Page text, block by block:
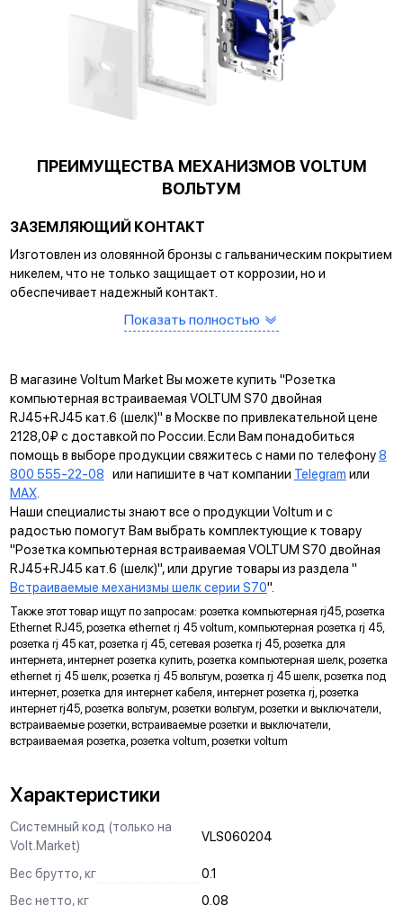
ПРЕИМУЩЕСТВА МЕХАНИЗМОВ VOLTUM
ВОЛЬТУМ
ЗАЗЕМЛЯЮЩИЙ КОНТАКТ
Изготовлен из оловянной бронзы с гальваническим покрытием
никелем, что не только защищает от коррозии, но и
обеспечивает надежный контакт.
САМОЗАЖИМНЫЕ КЛЕММЫ
КРЕПЛЕНИЕ EASY CLICK
Обеспечивает быстрое и легкое соединение механизма с
рамкой. Восемь фиксаторов по периметру нивелируют
неровности стены и надежно удерживают конструкцию.
УНИВЕРСАЛЬНЫЙ МОНТАЖ
Суппорт поддерживает установку механизма в
многопостовые рамки как по горизонтали, так и по вертикали.
ДИАГОНАЛЬНЫЕ ОТВЕРСТИЯ СУППОРТА
Предназначены для удобного крепления механизмов в
нестандартных условиях, не требующих применения
подрозетников.
МАРКИРОВКА
Метка для точного определения длины зачистки изоляции
проводов, упрощающая и ускоряющая процесс монтажа.
АНКЕРНОЕ КРЕПЛЕНИЕ
монтажу и не выпадая из свободного положения.
ЗАЩИТА
Механизм выполнен с учетом защиты проводов от
повреждений при установке, обеспечивая безопасную
эксплуатацию и исключая вероятность замыкания на детали
корпуса.
Показать полностью
В магазине Voltum Market Вы можете купить "Розетка
компьютерная встраиваемая VOLTUM S70 двойная
RJ45+RJ45 кат.6 (шелк)" в Москве по привлекательной цене
2128,0₽ с доставкой по России. Если Вам понадобиться
помощь в выборе продукции свяжитесь с нами по телефону8
800 555-22-08 или напишите в чат компании Telegram или
MAX.
Наши специалисты знают все о продукции Voltum и с
радостью помогут Вам выбрать комплектующие к товару
"Розетка компьютерная встраиваемая VOLTUM S70 двойная
RJ45+RJ45 кат.6 (шелк)", или другие товары из раздела "
Встраиваемые механизмы шелк серии S70".
Также этот товар ищут по запросам: розетка компьютерная rj45, розетка
Ethernet RJ45, розетка ethernet rj 45 voltum, компьютерная розетка rj 45,
розетка rj 45 кат, розетка rj 45, сетевая розетка rj 45, розетка для
интернета, интернет розетка купить, розетка компьютерная шелк, розетка
ethernet rj 45 шелк, розетка rj 45 вольтум, розетка rj 45 шелк, розетка под
интернет, розетка для интернет кабеля, интернет розетка rj, розетка
интернет rj45, розетка вольтум, розетки вольтум, розетки и выключатели,
встраиваемые розетки, встраиваемые розетки и выключатели,
встраиваемая розетка, розетка voltum, розетки voltum
Характеристики
Системный код (только на
Volt.Market)
VLS060204
Вес брутто, кг
0.1
Вес нетто, кг
0.08